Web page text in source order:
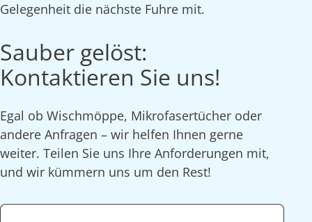
Gelegenheit die nächste Fuhre mit.
Sauber gelöst:
Kontaktieren Sie uns!
Egal ob Wischmöppe, Mikrofasertücher oder
andere Anfragen – wir helfen Ihnen gerne
weiter. Teilen Sie uns Ihre Anforderungen mit,
und wir kümmern uns um den Rest!